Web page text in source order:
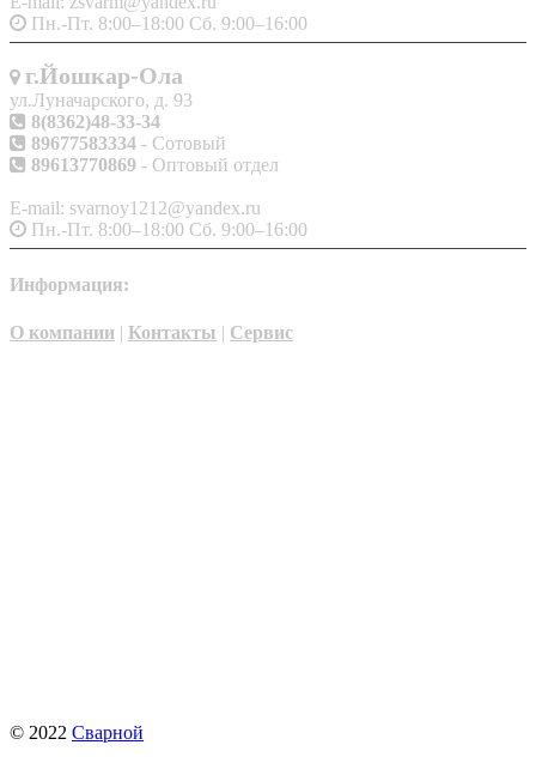
Пн.-Пт. 8:00–18:00 Сб. 9:00–16:00
г.Йошкар-Ола
ул.Луначарского, д. 93
8(8362)48-33-34
89677583334 - Сотовый
89613770869 - Оптовый отдел
E-mail: svarnoy1212@yandex.ru
Пн.-Пт. 8:00–18:00 Сб. 9:00–16:00
Информация:
О компании | Контакты | Сервис
© 2022 Сварной